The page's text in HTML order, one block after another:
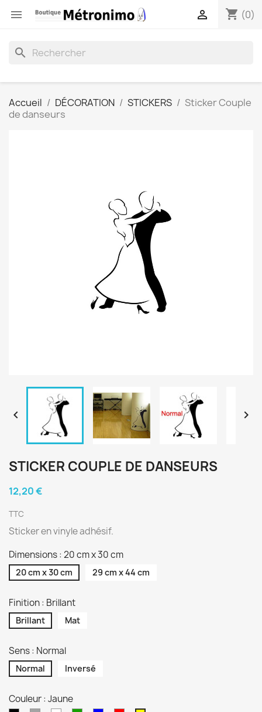
 shopping_cart (0)

search
Accueil DÉCORATION STICKERS
Sticker Couple
de danseurs
 
STICKER COUPLE DE DANSEURS
12,20 €
TTC
Sticker en vinyle adhésif.
Dimensions : 20 cm x 30 cm
20 cm x 30 cm 29 cm x 44 cm
Finition : Brillant
Brillant Mat
Sens : Normal
Normal Inversé
Couleur : Jaune